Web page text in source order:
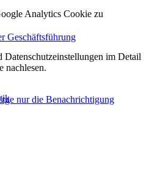
Geschäftsführung
Analytics Cookie zu
Datenschutzeinstellungen im Detail
nachlesen.
nur die Benachrichtigung